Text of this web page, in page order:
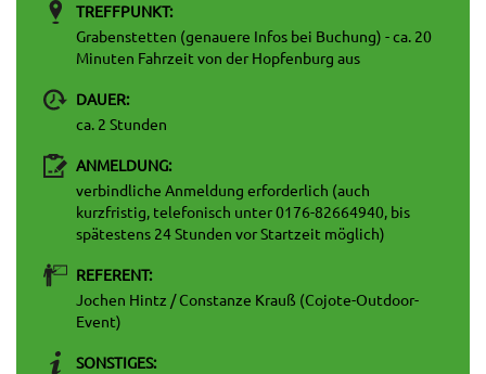
TREFFPUNKT:
Grabenstetten (genauere Infos bei Buchung) - ca. 20
Minuten Fahrzeit von der Hopfenburg aus
DAUER:
ca. 2 Stunden
ANMELDUNG:
verbindliche Anmeldung erforderlich (auch
kurzfristig, telefonisch unter 0176-82664940, bis
spätestens 24 Stunden vor Startzeit möglich)
REFERENT:
Jochen Hintz / Constanze Krauß (Cojote-Outdoor-
Event)
SONSTIGES: